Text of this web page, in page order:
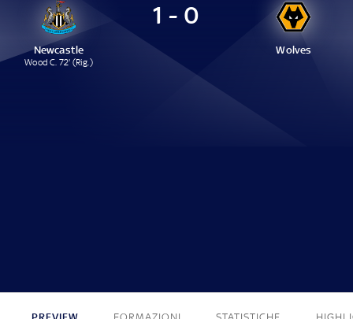
Newcastle
Wood C. 72' (Rig.)
1 - 0
Wolves